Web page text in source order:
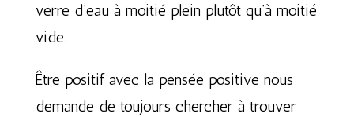
verre d’eau à moitié plein plutôt qu’à moitié
vide.
Être positif avec la pensée positive nous
demande de toujours chercher à trouver